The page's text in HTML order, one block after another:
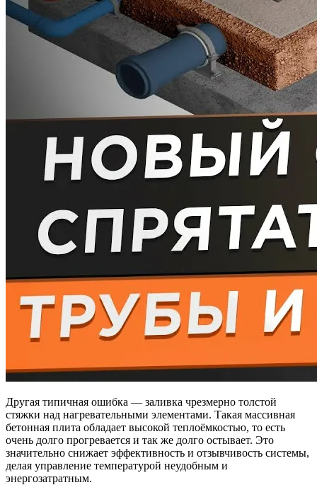
Другая типичная ошибка — заливка чрезмерно толстой
стяжки над нагревательными элементами. Такая массивная
бетонная плита обладает высокой теплоёмкостью, то есть
очень долго прогревается и так же долго остывает. Это
значительно снижает эффективность и отзывчивость системы,
делая управление температурой неудобным и
энергозатратным.